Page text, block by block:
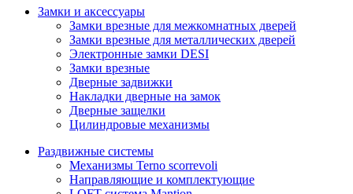
Замки и аксессуары
Замки врезные для межкомнатных дверей
Замки врезные для металлических дверей
Электронные замки DESI
Замки врезные
Дверные задвижки
Накладки дверные на замок
Дверные защелки
Цилиндровые механизмы
Раздвижные системы
Механизмы Terno scorrevoli
Направляющие и комплектующие